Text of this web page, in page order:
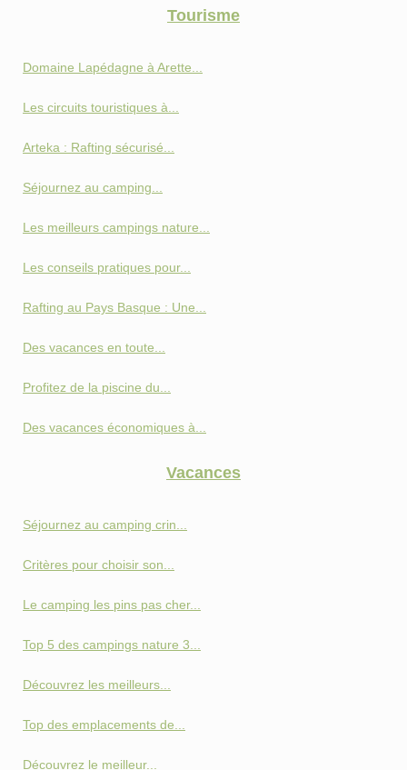
Tourisme
Domaine Lapédagne à Arette...
Les circuits touristiques à...
Arteka : Rafting sécurisé...
Séjournez au camping...
Les meilleurs campings nature...
Les conseils pratiques pour...
Rafting au Pays Basque : Une...
Des vacances en toute...
Profitez de la piscine du...
Des vacances économiques à...
Vacances
Séjournez au camping crin...
Critères pour choisir son...
Le camping les pins pas cher...
Top 5 des campings nature 3...
Découvrez les meilleurs...
Top des emplacements de...
Découvrez le meilleur...